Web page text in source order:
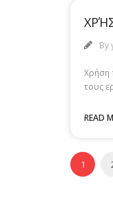
By
Χρήση
τους
READ
1